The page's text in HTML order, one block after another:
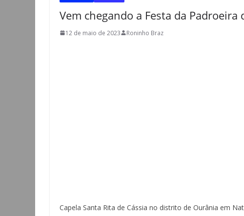
Vem chegando a Festa da Padroeira
12 de maio de 2023 Roninho Braz
Capela Santa Rita de Cássia no distrito de Ourânia em